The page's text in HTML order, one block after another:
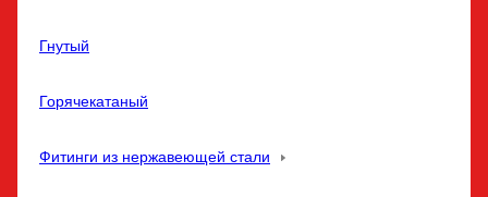
Гнутый
Горячекатаный
Фитинги из нержавеющей стали